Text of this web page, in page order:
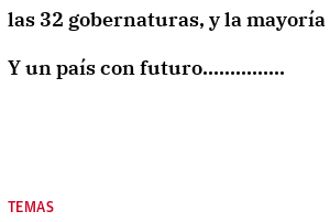
las 32 gobernaturas, y la mayoría
Y un país con futuro……………
TEMAS